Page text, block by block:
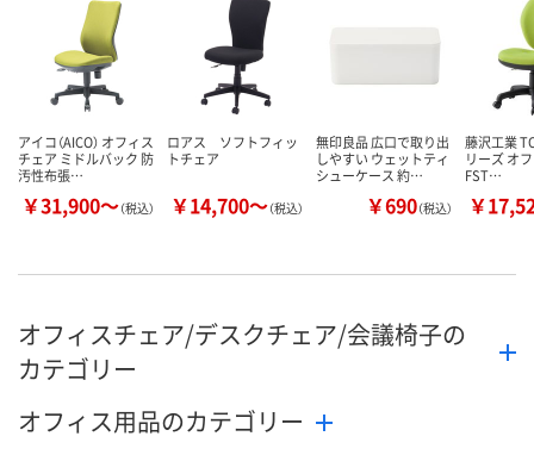
カ
アイコ（AICO） オフィス
チェア ミドルバック 防
汚性布張…
￥31,900～（税込）
ロアス ソフトフィッ
トチェア
￥14,700～（税込）
無印良品 広口で取り出
しやすい ウェットティ
シューケース 約…
￥690（税込）
藤沢工業
リーズ オ
FST…
￥
オフィスチェア/デスクチェア/会議椅子の
カテゴリー
オフィス用品のカテゴリー